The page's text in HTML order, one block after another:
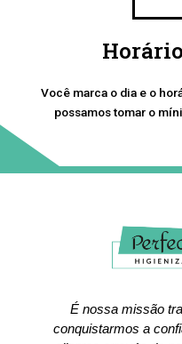
Você marca o dia e o
possamos tomar o
É nossa missão
conquistarmos a